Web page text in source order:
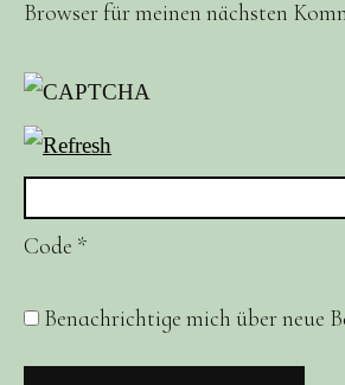
Browser für meinen nächsten
Code *
Benachrichtige mich über neue